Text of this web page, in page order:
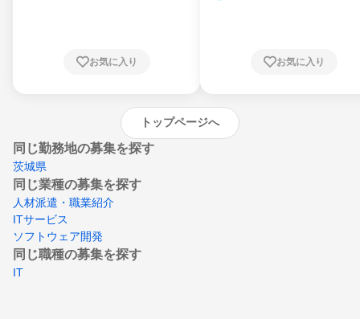
崎県、熊本県、大分県、宮崎県、鹿児島県、
お気に入り お気に入り
トップページへ
同じ勤務地の募集を探す
茨城県
同じ業種の募集を探す
人材派遣・職業紹介
ITサービス
ソフトウェア開発
同じ職種の募集を探す
IT